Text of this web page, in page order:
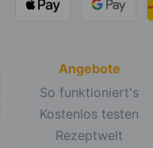
Angebote
So funktioniert's
Kostenlos testen
Rezeptwelt